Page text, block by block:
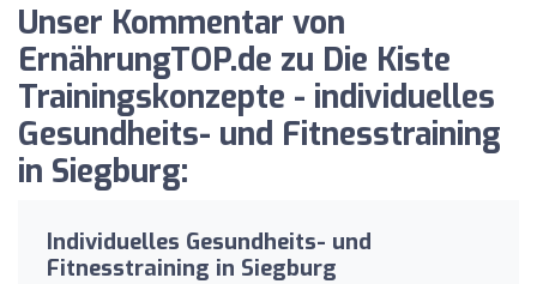
Unser Kommentar von
ErnährungTOP.de zu Die Kiste
Trainingskonzepte - individuelles
Gesundheits- und Fitnesstraining
in Siegburg:
Individuelles Gesundheits- und
Fitnesstraining in Siegburg